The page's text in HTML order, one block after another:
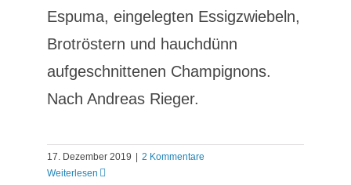
Espuma, eingelegten Essigzwiebeln,
Brotröstern und hauchdünn
aufgeschnittenen Champignons.
Nach Andreas Rieger.
17. Dezember 2019
2 Kommentare
Weiterlesen